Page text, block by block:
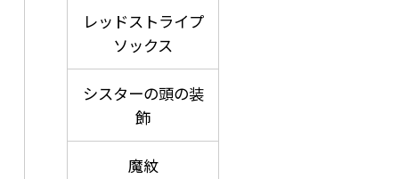
レッドストライプ
ソックス
シスターの頭の装
飾
魔紋